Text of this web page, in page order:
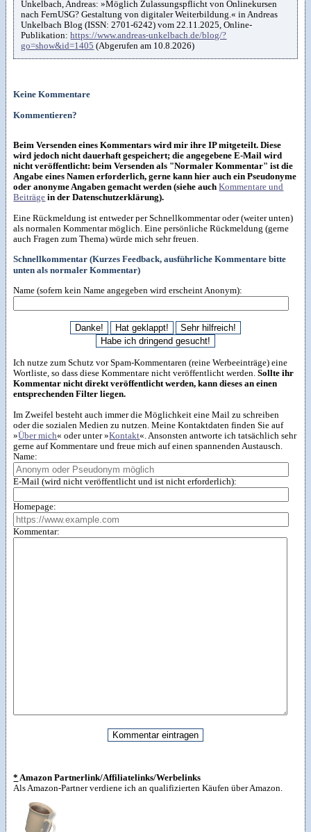
Unkelbach, Andreas: »Möglich Zulassungspflicht von Onlinekursen
nach FernUSG? Gestaltung von digitaler Weiterbildung.« in Andreas
Unkelbach Blog (ISSN: 2701-6242) vom 22.11.2025, Online-
Publikation:https://www.andreas-unkelbach.de/blog/?
go=show&id=1405 (Abgerufen am 10.8.2026)
Keine Kommentare
Kommentieren?
Beim Versenden eines Kommentars wird mir ihre IP mitgeteilt. Diese
wird jedoch nicht dauerhaft gespeichert; die angegebene E-Mail wird
nicht veröffentlicht: beim Versenden als "Normaler Kommentar" ist die
Angabe eines Namen erforderlich, gerne kann hier auch ein Pseudonyme
oder anonyme Angaben gemacht werden (siehe auchKommentare und
Beiträge in der Datenschutzerklärung).
Eine Rückmeldung ist entweder per Schnellkommentar oder (weiter unten)
als normalen Kommentar möglich. Eine persönliche Rückmeldung (gerne
auch Fragen zum Thema) würde mich sehr freuen.
Schnellkommentar (Kurzes Feedback, ausführliche Kommentare bitte
unten als normaler Kommentar)
Name (sofern kein Name angegeben wird erscheint Anonym):
Ich nutze zum Schutz vor Spam-Kommentaren (reine Werbeeinträge) eine
Wortliste, so dass diese Kommentare nicht veröffentlicht werden.Sollte ihr
Kommentar nicht direkt veröffentlicht werden, kann dieses an einen
entsprechenden Filter liegen.
Im Zweifel besteht auch immer die Möglichkeit eine Mail zu schreiben
oder die sozialen Medien zu nutzen. Meine Kontaktdaten finden Sie auf
»Über mich« oder unter »Kontakt«. Ansonsten antworte ich tatsächlich sehr
gerne auf Kommentare und freue mich auf einen spannenden Austausch.
Name:
E-Mail (wird nicht veröffentlicht und ist nicht erforderlich):
Homepage:
Kommentar:
* Amazon Partnerlink/Affiliatelinks/Werbelinks
Als Amazon-Partner verdiene ich an qualifizierten Käufen über Amazon.